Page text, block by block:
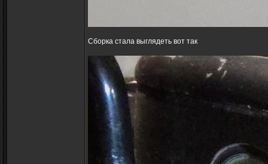
Сборка стала выглядеть вот так